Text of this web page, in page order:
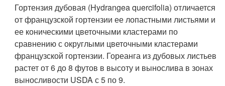
Гортензия дубовая (Hydrangea quercifolia) отличается
от французской гортензии ее лопастными листьями и
ее коническими цветочными кластерами по
сравнению с округлыми цветочными кластерами
французской гортензии. Гореанга из дубовых листьев
растет от 6 до 8 футов в высоту и вынослива в зонах
выносливости USDA с 5 по 9.